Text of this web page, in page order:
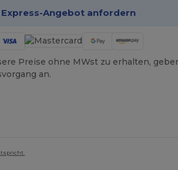
Express-Angebot anfordern
Preise ohne MWst zu erhalten,
an.